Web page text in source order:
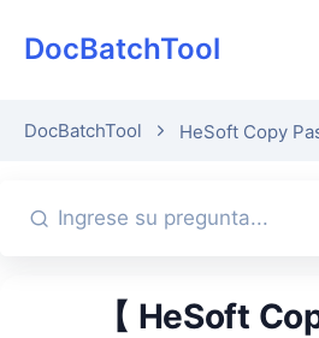
DocBatchTool
DocBatchTool HeSoft Copy
【 HeSoft